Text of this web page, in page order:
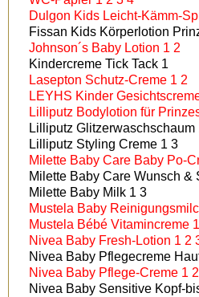
Dulgon Kids Leicht-Kämm-
Fissan Kids Körperlotion
Johnson´s Baby Lotion 1 2
Kindercreme Tick Tack 1
Lasepton Schutz-Creme 1 2
LEYHS Kinder
Lilliputz Bodylotion für
Lilliputz Glitzerwaschschaum
Lilliputz Styling Creme 1 3
Milette Baby Care Baby Po-
Milette Baby Care Wunsch &
Milette Baby Milk 1 3
Mustela Baby
Mustela Bébé Vitamincreme
Nivea Baby Fresh-Lotion 1 2
Nivea Baby Pflegecreme
Nivea Baby Pflege-Creme 1 2
Nivea Baby Sensitive Kopf-